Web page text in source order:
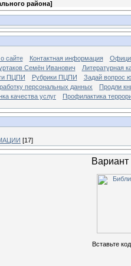
района]
сайте Контактная информация
Семён Иванович
Литературная
ПЦПИ Рубрики ПЦПИ
Задай вопрос
персональных данных
Продли
качества услуг
Профилактика
[17]
Вставьте